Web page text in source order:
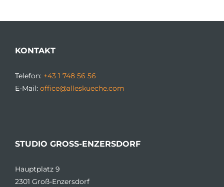
KONTAKT
Telefon: +43 1 748 56 56
E-Mail: office@alleskueche.com
STUDIO GROSS-ENZERSDORF
Hauptplatz 9
2301 Groß-Enzersdorf